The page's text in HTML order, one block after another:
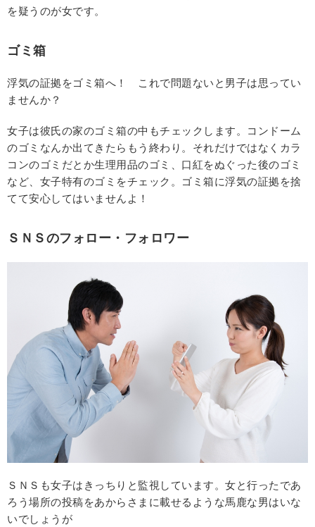
を疑うのが女です。
ゴミ箱
浮気の証拠をゴミ箱へ！ これで問題ないと男子は思ってい
ませんか？
女子は彼氏の家のゴミ箱の中もチェックします。コンドーム
のゴミなんか出てきたらもう終わり。それだけではなくカラ
コンのゴミだとか生理用品のゴミ、口紅をぬぐった後のゴミ
など、女子特有のゴミをチェック。ゴミ箱に浮気の証拠を捨
てて安心してはいませんよ！
ＳＮＳのフォロー・フォロワー
ＳＮＳも女子はきっちりと監視しています。女と行ったであ
ろう場所の投稿をあからさまに載せるような馬鹿な男はいな
いでしょうが